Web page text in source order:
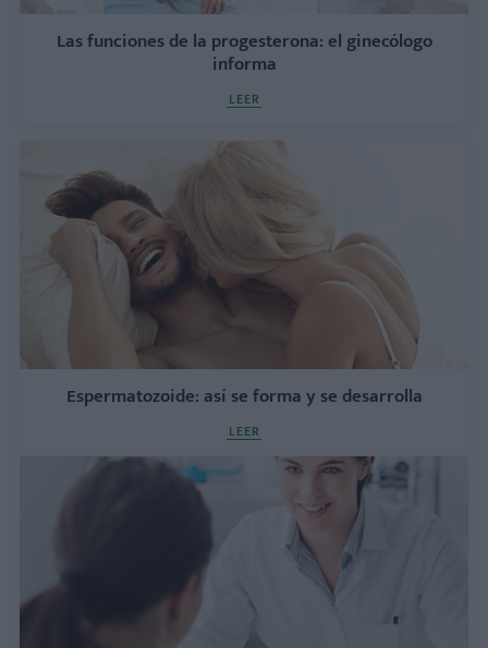
Las funciones de la progesterona: el ginecólogo
informa
LEER
Espermatozoide: así se forma y se desarrolla
LEER